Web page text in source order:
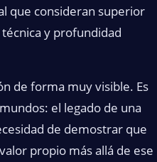
que consideran superior
y profundidad
de forma muy visible. Es
el legado de una
de demostrar que
propio más allá de ese